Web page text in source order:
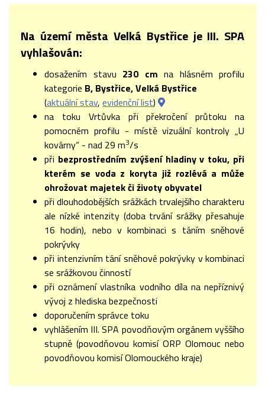
Na území města Velká Bystřice je III. SPA
vyhlašován:
dosažením stavu 230 cm na hlásném profilu
kategorie B, Bystřice, Velká Bystřice
(aktuální stav, evidenční list)
na toku Vrtůvka při překročení průtoku na
pomocném profilu - místě vizuální kontroly „U
kovárny“ - nad 29 m3/s
při bezprostředním zvýšení hladiny v toku, při
kterém se voda z koryta již rozlévá a může
ohrožovat majetek či životy obyvatel
při dlouhodobějších srážkách trvalejšího charakteru
ale nízké intenzity (doba trvání srážky přesahuje
16 hodin), nebo v kombinaci s táním sněhové
pokrývky
při intenzivním tání sněhové pokrývky v kombinaci
se srážkovou činností
při oznámení vlastníka vodního díla na nepříznivý
vývoj z hlediska bezpečnosti
doporučením správce toku
vyhlášením III. SPA povodňovým orgánem vyššího
stupně (povodňovou komisí ORP Olomouc nebo
povodňovou komisí Olomouckého kraje)